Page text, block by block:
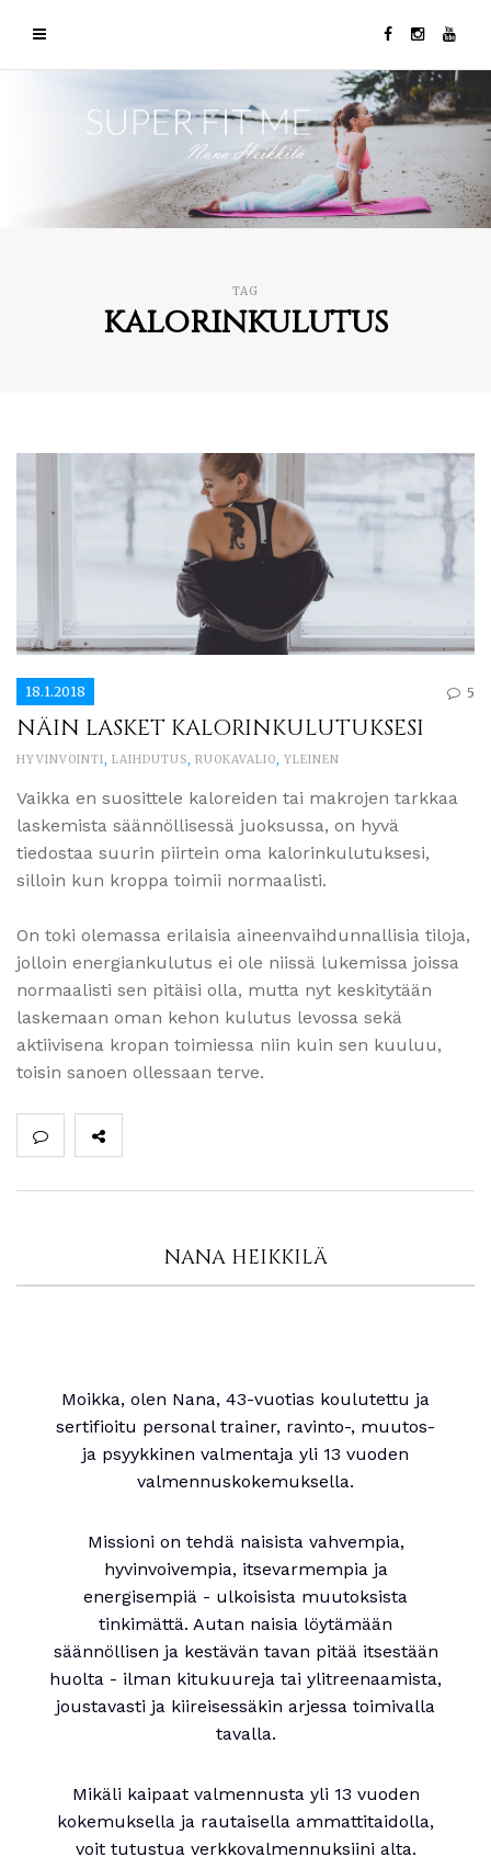
TAG
kalorinkulutus
18.1.2018 5
NÄIN LASKET KALORINKULUTUKSESI
HYVINVOINTI LAIHDUTUS RUOKAVALIO YLEINEN
Vaikka en suosittele kaloreiden tai makrojen tarkkaa
laskemista säännöllisessä juoksussa, on hyvä
tiedostaa suurin piirtein oma kalorinkulutuksesi,
silloin kun kroppa toimii normaalisti.
On toki olemassa erilaisia aineenvaihdunnallisia tiloja,
jolloin energiankulutus ei ole niissä lukemissa joissa
normaalisti sen pitäisi olla, mutta nyt keskitytään
laskemaan oman kehon kulutus levossa sekä
aktiivisena kropan toimiessa niin kuin sen kuuluu,
toisin sanoen ollessaan terve.
NANA HEIKKILÄ
Moikka, olen Nana, 43-vuotias koulutettu ja
sertifioitu personal trainer, ravinto-, muutos-
ja psyykkinen valmentaja yli 13 vuoden
valmennuskokemuksella.
Missioni on tehdä naisista vahvempia,
hyvinvoivempia, itsevarmempia ja
energisempiä - ulkoisista muutoksista
tinkimättä. Autan naisia löytämään
säännöllisen ja kestävän tavan pitää itsestään
huolta - ilman kitukuureja tai ylitreenaamista,
joustavasti ja kiireisessäkin arjessa toimivalla
tavalla.
Mikäli kaipaat valmennusta yli 13 vuoden
kokemuksella ja rautaisella ammattitaidolla,
voit tutustua verkkovalmennuksiini alta.